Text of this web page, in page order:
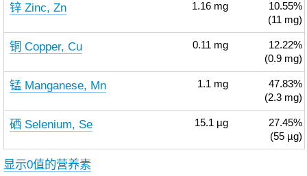
锌 Zinc, Zn 1.16 mg
10.55%
(11 mg)
铜 Copper, Cu 0.11 mg
12.22%
(0.9 mg)
锰 Manganese, Mn 1.1 mg
47.83%
(2.3 mg)
硒 Selenium, Se 15.1 µg
27.45%
(55 µg)
显示0值的营养素